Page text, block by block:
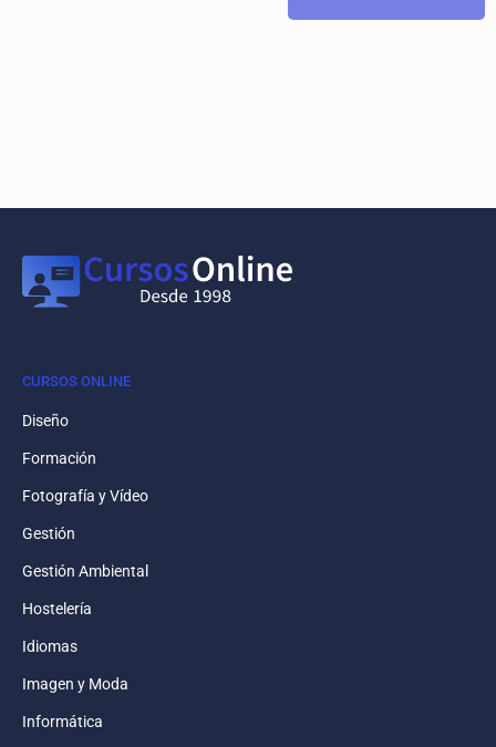
CURSOS ONLINE
Diseño
Formación
Fotografía y Vídeo
Gestión
Gestión Ambiental
Hostelería
Idiomas
Imagen y Moda
Informática